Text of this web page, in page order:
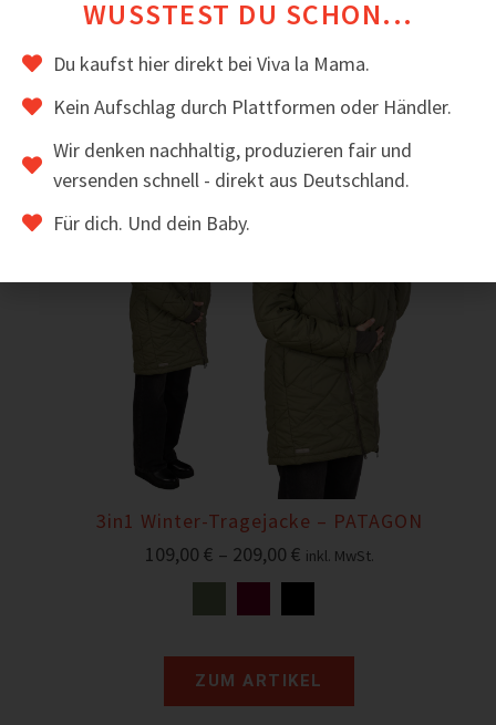
Das könnte dir auch gefallen
3in1 Winter-Tragejacke – PATAGON
109,00 € – 209,00 € inkl. MwSt.
ZUM ARTIKEL
WUSSTEST DU SCHON...
Du kaufst hier direkt bei Viva la Mama.
Kein Aufschlag durch Plattformen oder Händler.
Wir denken nachhaltig, produzieren fair und
versenden schnell - direkt aus Deutschland.
Für dich. Und dein Baby.